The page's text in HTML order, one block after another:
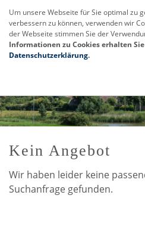
Kein Angebot
Wir haben leider keine
Suchanfrage gefunden.
Um unsere Webseite für Sie optimal zu
verbessern zu können, verwenden wir
der Webseite stimmen Sie der
Informationen zu Cookies erhalten
Datenschutzerklärung.